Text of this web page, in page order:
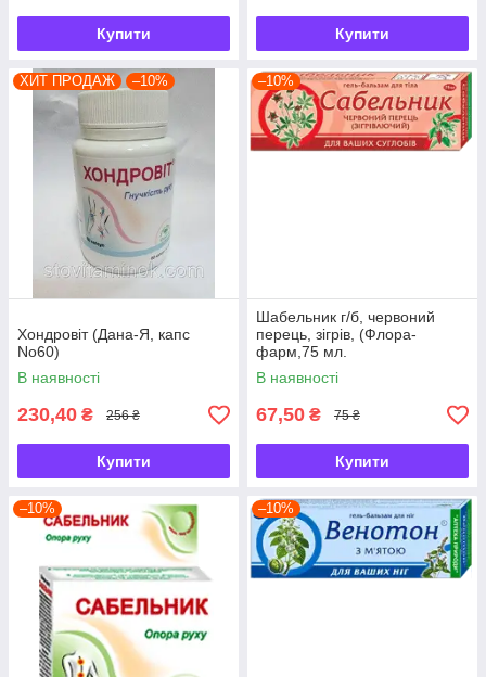
Купити Купити
ХИТ ПРОДАЖ –10%
Хондровіт (Дана-Я, капс
No60)
В наявності
230,40 ₴ 256 ₴
Купити
–10%
Шабельник г/б, червоний
перець, зігрів, (Флора-
фарм,75 мл.
В наявності
67,50 ₴ 75 ₴
Купити
–10% –10%